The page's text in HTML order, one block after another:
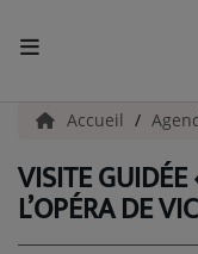
ACCUEIL
Actualités
INFOS - ALLIER
Accueil
VISITE
L’OPÉRA DE